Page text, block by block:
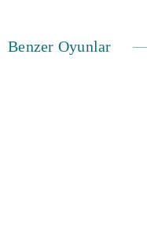
Benzer Oyunlar